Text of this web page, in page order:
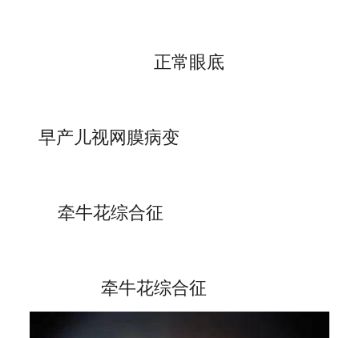
正常眼底
早产儿视网膜病变
牵牛花综合征
牵牛花综合征